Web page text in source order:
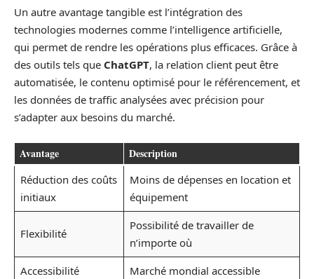
Un autre avantage tangible est l’intégration des
technologies modernes comme l’intelligence artificielle,
qui permet de rendre les opérations plus efficaces. Grâce à
des outils tels que ChatGPT, la relation client peut être
automatisée, le contenu optimisé pour le référencement, et
les données de traffic analysées avec précision pour
s’adapter aux besoins du marché.
Avantage Description
Réduction des coûts
initiaux
Moins de dépenses en location et
équipement
Flexibilité
Possibilité de travailler de
n’importe où
Accessibilité
Marché mondial accessible